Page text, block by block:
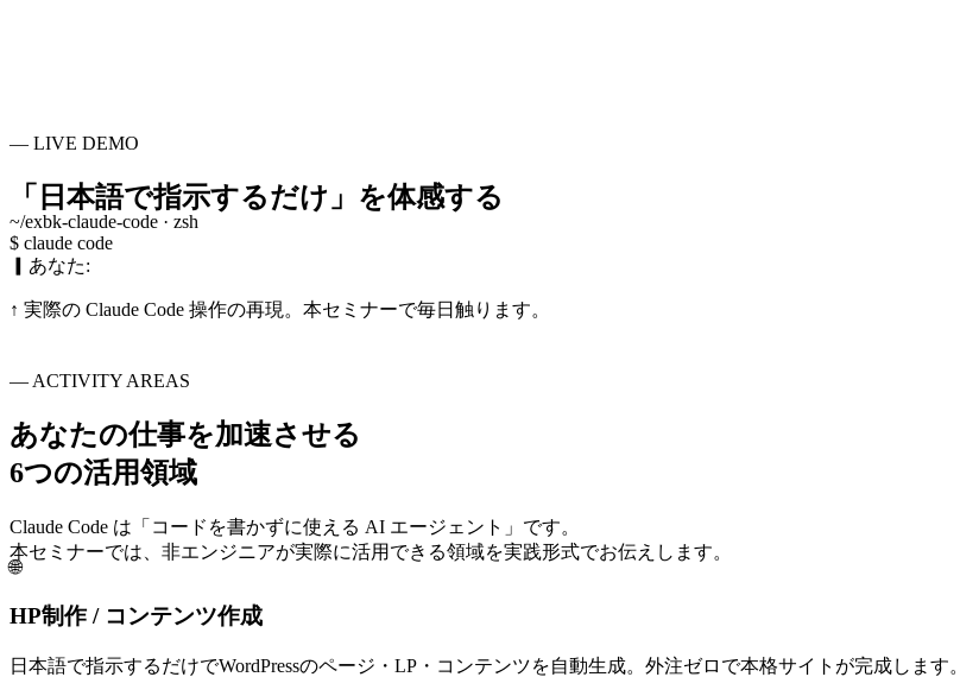
— LIVE DEMO
「日本語で指示するだけ」を体感する
~/exbk-claude-code · zsh
$ claude code
あなた:
↑ 実際の Claude Code 操作の再現。本セミナーで毎日触ります。
— ACTIVITY AREAS
あなたの仕事を加速させる
6つの活用領域
Claude Code は「コードを書かずに使える AI エージェント」です。
本セミナーでは、非エンジニアが実際に活用できる領域を実践形式でお伝えします。
🌐
HP制作 / コンテンツ作成
日本語で指示するだけでWordPressのページ・LP・コンテンツを自動生成。外注ゼロで本格サイトが完成します。